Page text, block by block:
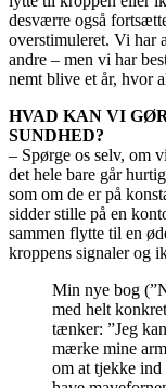
desværre også
overstimuleret. Vi har
andre – men vi har
nemt blive et år, hvor
HVAD KAN VI
SUNDHED?
– Spørge os selv, om
det hele bare går
som om de er på
sidder stille på en
sammen flytte til en
kroppens signaler og
Min nye bog
med helt
tænker: ”Jeg
mærke mine
om at tjekke